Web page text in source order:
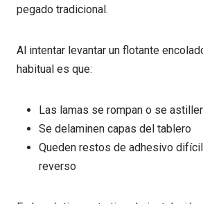
pegado tradicional.
Al intentar levantar un flotante
habitual es que:
Las lamas se rompan o se
Se delaminen capas del tablero
Queden restos de adhesivo
reverso